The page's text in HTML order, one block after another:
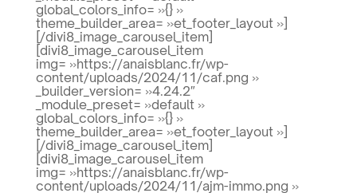
global_colors_info= »{} »
theme_builder_area= »et_footer_layout »]
[/divi8_image_carousel_item]
[divi8_image_carousel_item
img= »https://anaisblanc.fr/wp-
content/uploads/2024/11/caf.png »
_builder_version= »4.24.2″
_module_preset= »default »
global_colors_info= »{} »
theme_builder_area= »et_footer_layout »]
[/divi8_image_carousel_item]
[divi8_image_carousel_item
img= »https://anaisblanc.fr/wp-
content/uploads/2024/11/ajm-immo.png »